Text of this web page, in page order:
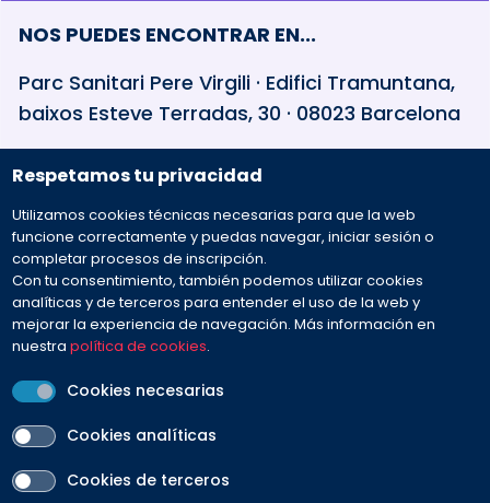
Respetamos tu privacidad
Utilizamos cookies técnicas necesarias para que la web
funcione correctamente y puedas navegar, iniciar sesión o
completar procesos de inscripción.
Con tu consentimiento, también podemos utilizar cookies
analíticas y de terceros para entender el uso de la web y
mejorar la experiencia de navegación. Más información en
nuestrapolítica de cookies.
Cookies necesarias
Cookies analíticas
Cookies de terceros
NOS PUEDES ENCONTRAR EN...
Parc Sanitari Pere Virgili · Edifici Tramuntana,
baixos Esteve Terradas, 30 · 08023 Barcelona
932 594 381
Preguntas frecuentes
Envíanos tu mensaje
PEU Aviso legal Contacto